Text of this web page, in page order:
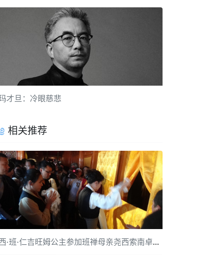
才旦：冷眼慈悲
相关推荐
尧西·班·仁吉旺姆公主参加班禅母亲尧西索南卓玛葬礼